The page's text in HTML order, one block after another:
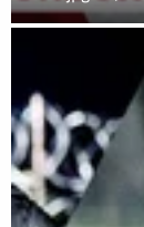
Pobierz
Otwórz